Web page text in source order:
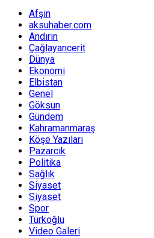
Afşin
aksuhaber.com
Andırın
Çağlayancerit
Dünya
Ekonomi
Elbistan
Genel
Göksun
Gündem
Kahramanmaraş
Köşe Yazıları
Pazarcık
Politika
Sağlık
Siyaset
Siyaset
Spor
Türkoğlu
Video Galeri